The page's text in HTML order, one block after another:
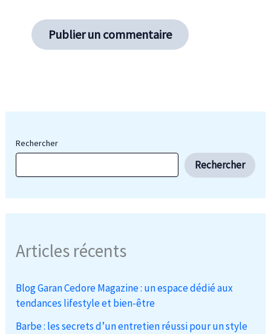
Rechercher
Rechercher
Articles récents
Blog Garan Cedore Magazine : un espace dédié aux
tendances lifestyle et bien-être
Barbe : les secrets d’un entretien réussi pour un style